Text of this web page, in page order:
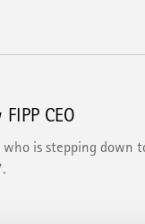
CEO
is stepping